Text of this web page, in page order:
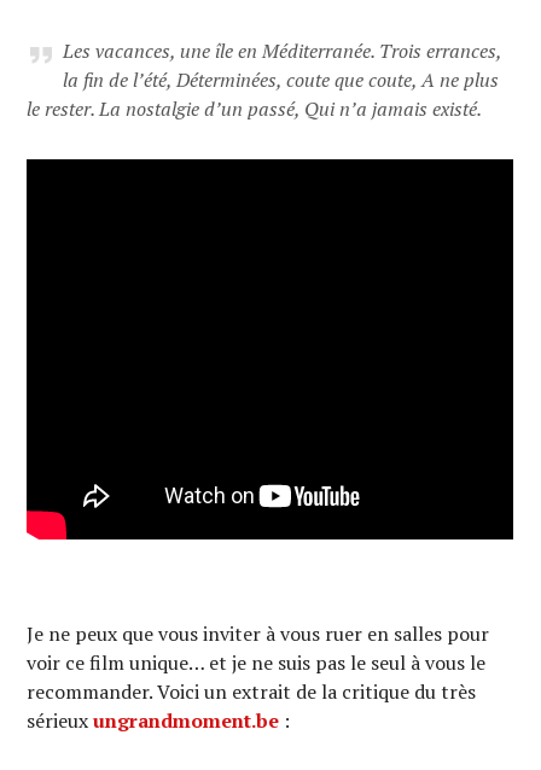
Les vacances, une île en Méditerranée. Trois errances,
la fin de l’été, Déterminées, coute que coute, A ne plus
le rester. La nostalgie d’un passé, Qui n’a jamais existé.
Je ne peux que vous inviter à vous ruer en salles pour
voir ce film unique… et je ne suis pas le seul à vous le
recommander. Voici un extrait de la critique du très
sérieuxungrandmoment.be :